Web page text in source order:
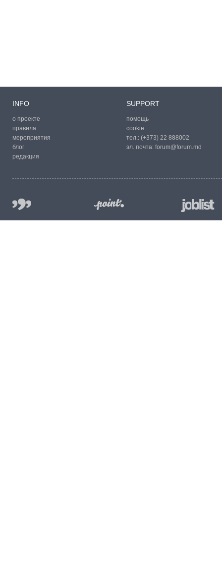
INFO
о проекте
правила
мероприятия
блог
редакция
SUPPORT
помощь
cookie
тел.: (+373) 22 888002
эл. почта: forum@forum.md